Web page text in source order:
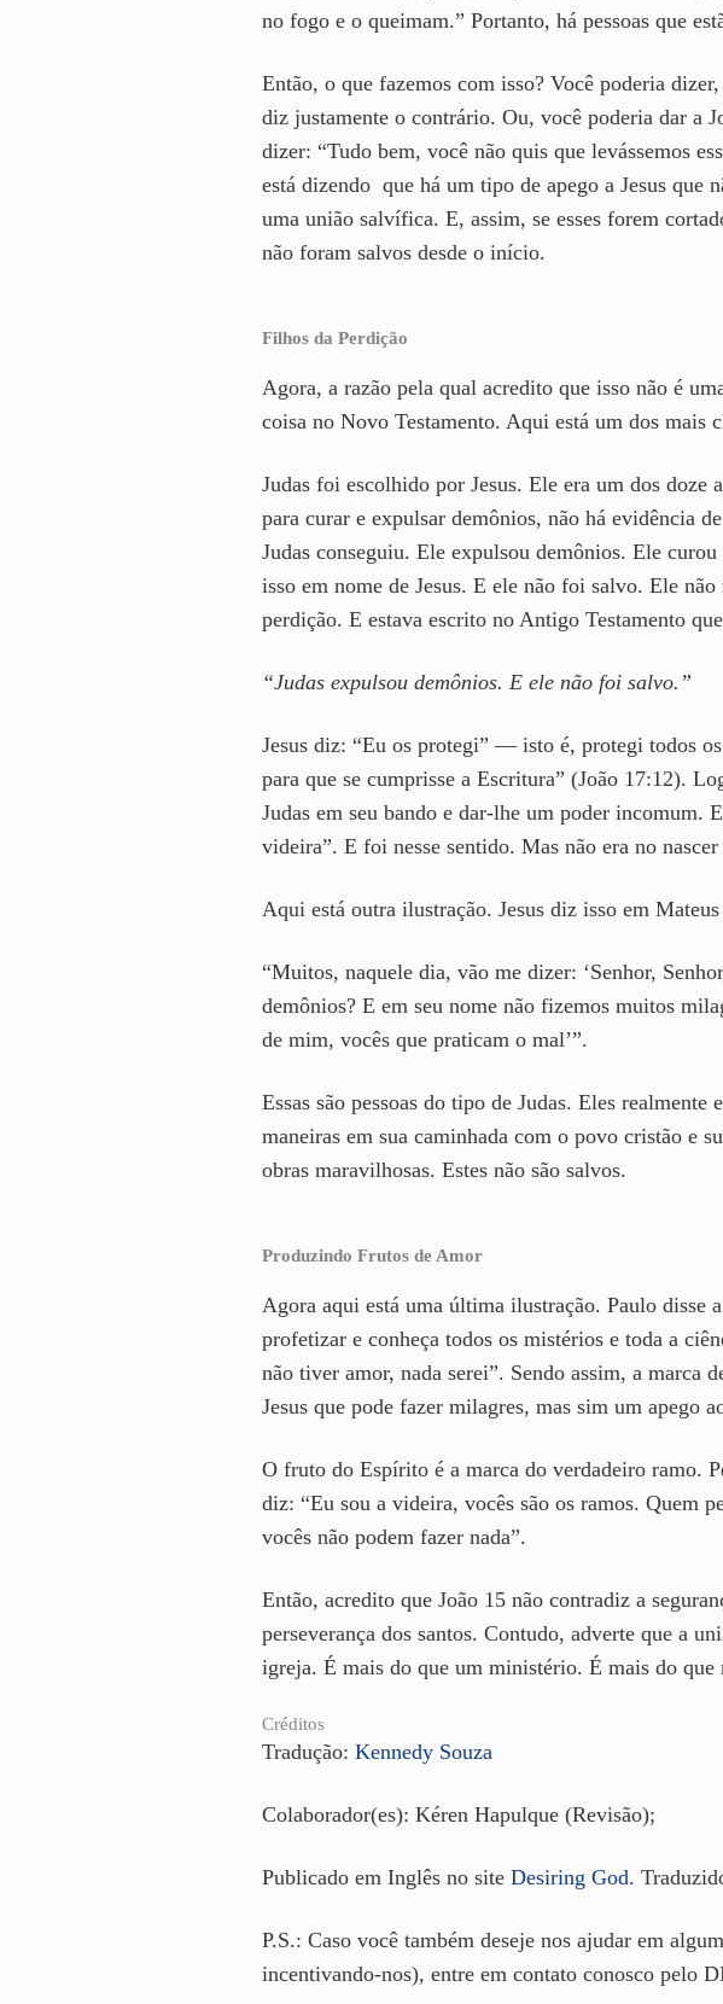
no fogo e o queimam.” Portanto, há pessoas que
Então, o que fazemos com isso? Você poderia
diz justamente o contrário. Ou, você poderia dar a
dizer: “Tudo bem, você não quis que levássemos
está dizendo que há um tipo de apego a Jesus
uma união salvífica. E, assim, se esses forem
não foram salvos desde o início.
Filhos da Perdição
Agora, a razão pela qual acredito que isso não é
coisa no Novo Testamento. Aqui está um dos mais
Judas foi escolhido por Jesus. Ele era um dos doze
para curar e expulsar demônios, não há evidência
Judas conseguiu. Ele expulsou demônios. Ele
isso em nome de Jesus. E ele não foi salvo. Ele
perdição. E estava escrito no Antigo Testamento
“Judas expulsou demônios. E ele não foi salvo.”
Jesus diz: “Eu os protegi” — isto é, protegi todos
para que se cumprisse a Escritura” (João 17:12).
Judas em seu bando e dar-lhe um poder incomum.
videira”. E foi nesse sentido. Mas não era no
Aqui está outra ilustração. Jesus diz isso em
“Muitos, naquele dia, vão me dizer: ‘Senhor,
demônios? E em seu nome não fizemos muitos
de mim, vocês que praticam o mal’”.
Essas são pessoas do tipo de Judas. Eles
maneiras em sua caminhada com o povo cristão e
obras maravilhosas. Estes não são salvos.
Produzindo Frutos de Amor
Agora aqui está uma última ilustração. Paulo disse
profetizar e conheça todos os mistérios e toda a
não tiver amor, nada serei”. Sendo assim, a marca
Jesus que pode fazer milagres, mas sim um apego
O fruto do Espírito é a marca do verdadeiro ramo.
diz: “Eu sou a videira, vocês são os ramos. Quem
vocês não podem fazer nada”.
Então, acredito que João 15 não contradiz a
perseverança dos santos. Contudo, adverte que a
igreja. É mais do que um ministério. É mais do
Créditos
Tradução: Kennedy Souza
Colaborador(es): Kéren Hapulque (Revisão);
Publicado em Inglês no site Desiring God.
P.S.: Caso você também deseje nos ajudar em
incentivando-nos), entre em contato conosco pelo